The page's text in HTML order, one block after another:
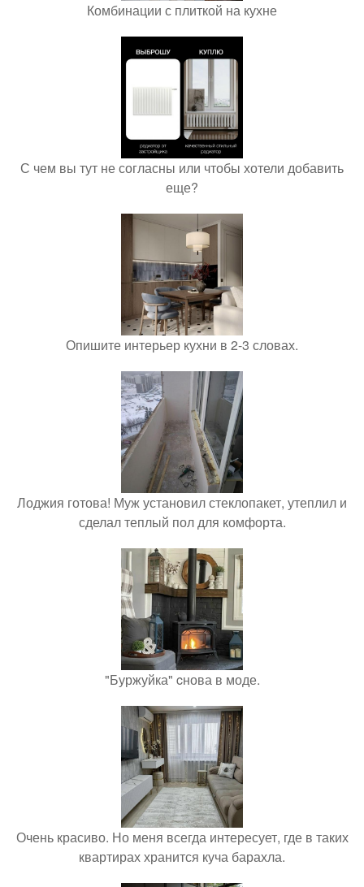
Комбинации с плиткой на кухне
С чем вы тут не согласны или чтобы хотели добавить
еще?
Опишите интерьер кухни в 2-3 словах.
Лоджия готова! Муж установил стеклопакет, утеплил и
сделал теплый пол для комфорта.
"Буржуйка" cнова в моде.
Очень красиво. Но меня всегда интересует, где в таких
квартирах хранится куча барахла.